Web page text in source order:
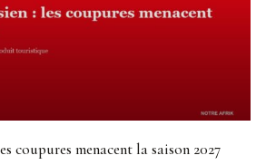
coupures menacent la saison 2027